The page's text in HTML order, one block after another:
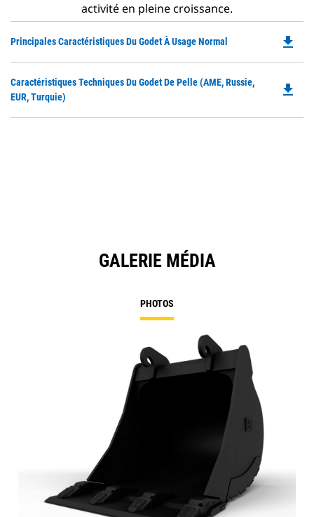
activité en pleine croissance.
Principales Caractéristiques Du Godet À Usage Normal file_download
Caractéristiques Techniques Du Godet De Pelle (AME, Russie,
EUR, Turquie)
file_download
GALERIE MÉDIA
PHOTOS